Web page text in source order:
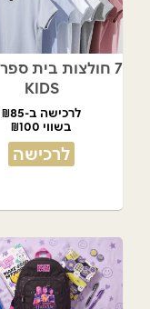
KIDS
לרכישה ב-₪85
בשווי ₪100
לרכישה